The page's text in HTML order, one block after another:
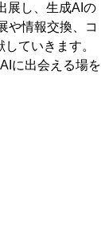
展し、生成AIの
や情報交換、コ
ていきます。
に出会える場を